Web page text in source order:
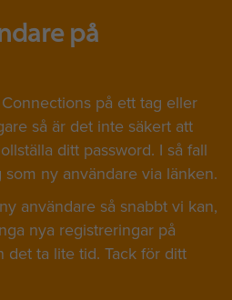
på
på ett tag eller
så är det inte säkert att
ditt password. I så fall
ny användare via länken.
användare så snabbt vi kan,
nya registreringar på
det ta lite tid. Tack för ditt